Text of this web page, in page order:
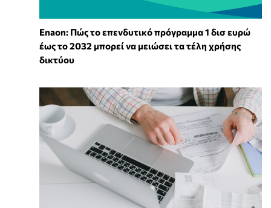
Enaon: Πώς το επενδυτικό πρόγραμμα 1 δισ ευρώ
έως το 2032 μπορεί να μειώσει τα τέλη χρήσης
δικτύου